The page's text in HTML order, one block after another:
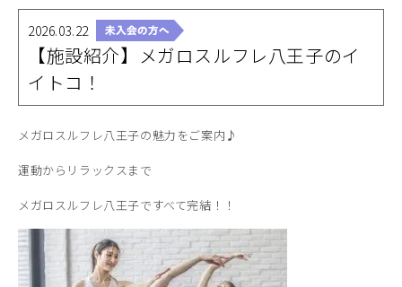
2026.03.22
【施設紹介】メガロスルフレ八王子のイ
イトコ！
メガロスルフレ八王子の魅力をご案内♪
運動からリラックスまで
メガロスルフレ八王子ですべて完結！！